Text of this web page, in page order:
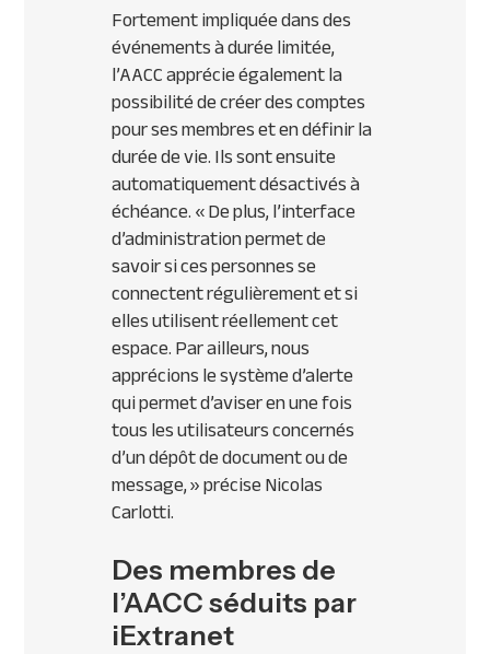
Fortement impliquée dans des
événements à durée limitée,
l’AACC apprécie également la
possibilité de créer des comptes
pour ses membres et en définir la
durée de vie. Ils sont ensuite
automatiquement désactivés à
échéance.« De plus, l’interface
d’administration permet de
savoir si ces personnes se
connectent régulièrement et si
elles utilisent réellement cet
espace. Par ailleurs, nous
apprécions le système d’alerte
qui permet d’aviser en une fois
tous les utilisateurs concernés
d’un dépôt de document ou de
message, »précise Nicolas
Carlotti.
Des membres de
l’AACC séduits par
iExtranet